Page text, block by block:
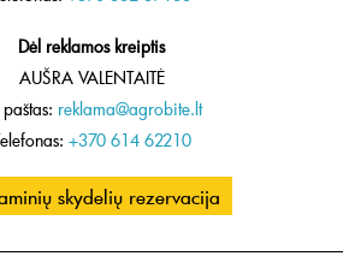
Dėl reklamos kreiptis
AUŠRA VALENTAITĖ
paštas: reklama@agrobite.lt
+370 614 62210
skydelių rezervacija